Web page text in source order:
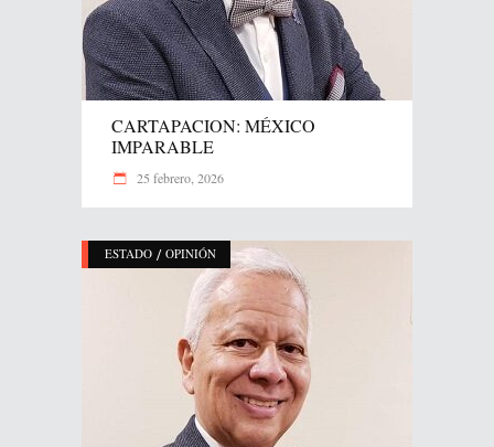
CARTAPACION: MÉXICO
IMPARABLE
25 febrero, 2026
ESTADO / OPINIÓN